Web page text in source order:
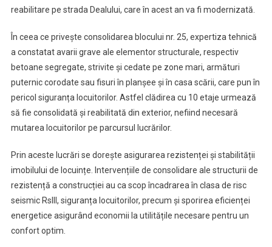
De
reabilitare pe strada Dealului, care în acest an va fi modernizată.
În ceea ce privește consolidarea blocului nr. 25, expertiza tehnică
a constatat avarii grave ale elementor structurale, respectiv
betoane segregate, strivite și cedate pe zone mari, armături
puternic corodate sau fisuri în planşee şi în casa scării, care pun în
pericol siguranța locuitorilor. Astfel clădirea cu 10 etaje urmează
să fie consolidată și reabilitată din exterior, nefiind necesară
mutarea locuitorilor pe parcursul lucrărilor.
Prin aceste lucrări se dorește asigurarea rezistenței și stabilității
imobilului de locuințe. Intervențiile de consolidare ale structurii de
rezistență a construcției au ca scop încadrarea în clasa de risc
seismic RsIII, siguranța locuitorilor, precum și sporirea eficienței
energetice asigurând economii la utilitățile necesare pentru un
confort optim.